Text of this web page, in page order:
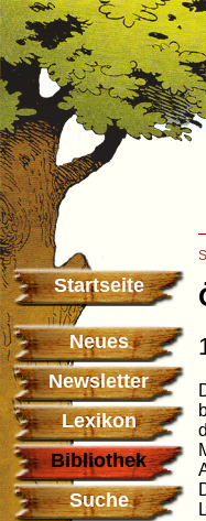
Startseite
Neues
Newsletter
Lexikon
Bibliothek
Suche